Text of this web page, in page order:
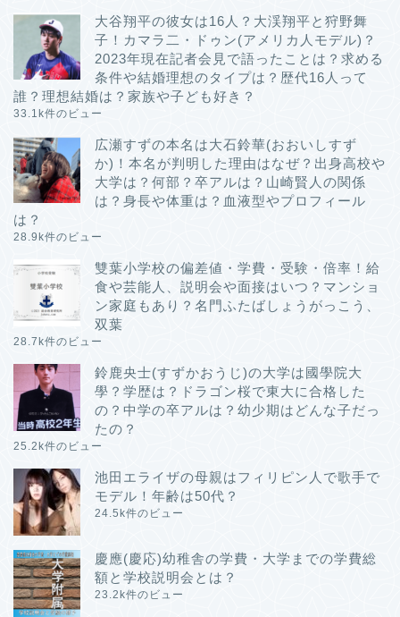
大谷翔平の彼女は16人？大渓翔平と狩野舞
子！カマラ二・ドゥン(アメリカ人モデル)？
2023年現在記者会見で語ったことは？求める
条件や結婚理想のタイプは？歴代16人って
誰？理想結婚は？家族や子ども好き？
33.1k件のビュー
広瀬すずの本名は大石鈴華(おおいしすず
か)！本名が判明した理由はなぜ？出身高校や
大学は？何部？卒アルは？山崎賢人の関係
は？身長や体重は？血液型やプロフィール
は？
28.9k件のビュー
雙葉小学校の偏差値・学費・受験・倍率！給
食や芸能人、説明会や面接はいつ？マンショ
ン家庭もあり？名門ふたばしょうがっこう、
双葉
28.7k件のビュー
鈴鹿央士(すずかおうじ)の大学は國學院大
學？学歴は？ドラゴン桜で東大に合格した
の？中学の卒アルは？幼少期はどんな子だっ
たの？
25.2k件のビュー
池田エライザの母親はフィリピン人で歌手で
モデル！年齢は50代？
24.5k件のビュー
慶應(慶応)幼稚舎の学費・大学までの学費総
額と学校説明会とは？
23.2k件のビュー